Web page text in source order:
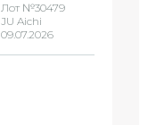
Лот №30479
JU Aichi
09.07.2026